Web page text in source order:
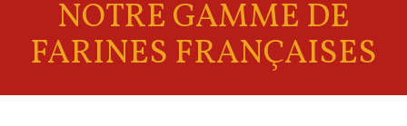
NOTRE GAMME DE
FARINES FRANÇAISES